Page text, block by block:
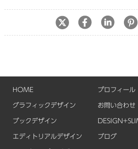
HOME
グラフィックデザイン
ブックデザイン
エディトリアルデザイン
プロフィール
お問い合わせ
ブログ